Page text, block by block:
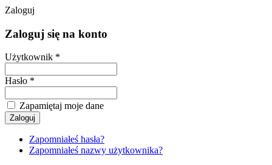
Zaloguj
Zaloguj się na konto
Użytkownik *
Hasło *
Zapamiętaj moje dane
Zapomniałeś hasła?
Zapomniałeś nazwy użytkownika?